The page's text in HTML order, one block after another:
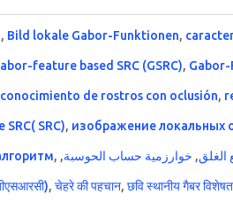
, Bild lokale Gabor-Funktionen,
feature based SRC (GSRC), Gabor-
de rostros con oclusión,
SRC), изображение локальных
, الغلق, خوارزمية حساب الحوسبة,
,चेहरे की पहचान,छवि स्थानीय गैबर